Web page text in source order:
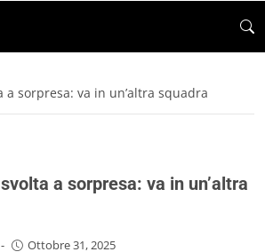
a sorpresa: va in un’altra squadra
a sorpresa: va in un’altra
- Ottobre 31, 2025